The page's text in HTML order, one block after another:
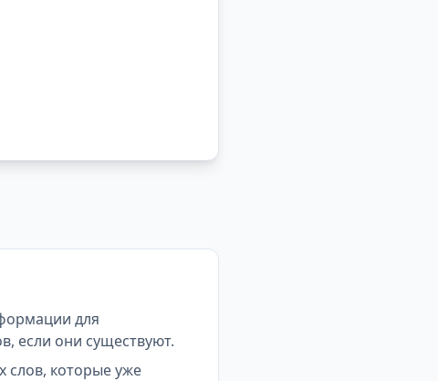
для
если они существуют.
слов, которые уже